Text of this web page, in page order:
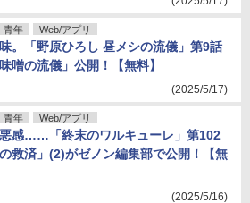
青年 Web/アプリ
。「野原ひろし 昼メシの流儀」第9話
味噌の流儀」公開！【無料】
(2025/5/17)
青年 Web/アプリ
感……「終末のワルキューレ」第102
救済」(2)がゼノン編集部で公開！【無
(2025/5/16)